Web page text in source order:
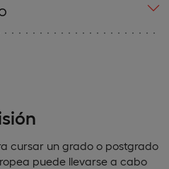
cursar un grado o postgrado
puede llevarse a cabo